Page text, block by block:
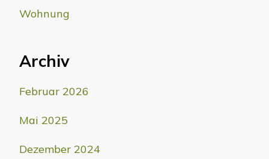
Wohnung
Archiv
Februar 2026
Mai 2025
Dezember 2024